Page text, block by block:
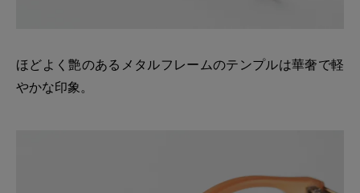
ほどよく艶のあるメタルフレームのテンプルは華奢で軽
やかな印象。